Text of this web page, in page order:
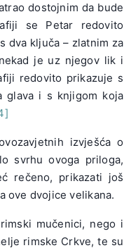
dostojnim da bude
se Petar redovito
dva ključa – zlatnim za
je uz njegov lik i
redovito prikazuje s
glava i s knjigom koja
izvješća o
svrhu ovoga priloga,
rečeno, prikazati još
ove dvojice velikana.
mučenici, nego i
rimske Crkve, te su